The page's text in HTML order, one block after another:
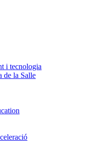
i tecnologia
de la Salle